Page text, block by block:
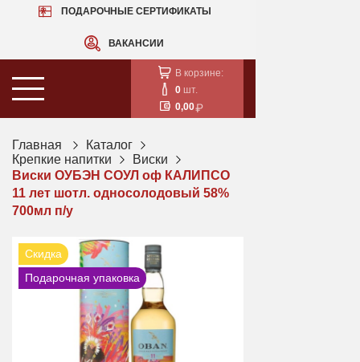
ПОДАРОЧНЫЕ СЕРТИФИКАТЫ
ВАКАНСИИ
В корзине:
0 шт.
0,00
Главная
Каталог
Крепкие напитки
Виски
Виски ОУБЭН СОУЛ оф КАЛИПСО
11 лет шотл. односолодовый 58%
700мл п/у
Скидка
Подарочная упаковка